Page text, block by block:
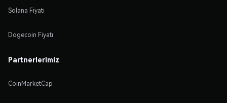
Solana Fiyatı
Dogecoin Fiyatı
Partnerlerimiz
CoinMarketCap